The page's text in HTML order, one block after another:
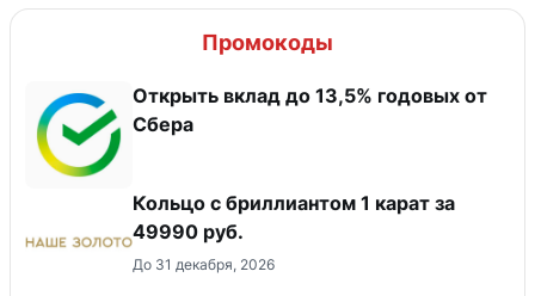
Промокоды
Открыть вклад до 13,5% годовых от
Сбера
Кольцо с бриллиантом 1 карат за
49990 руб.
До 31 декабря, 2026